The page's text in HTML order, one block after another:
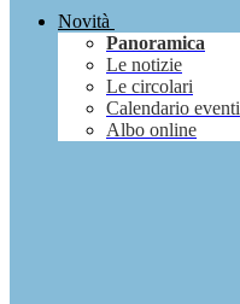
Novità
Panoramica
Le notizie
Le circolari
Calendario eventi
Albo online